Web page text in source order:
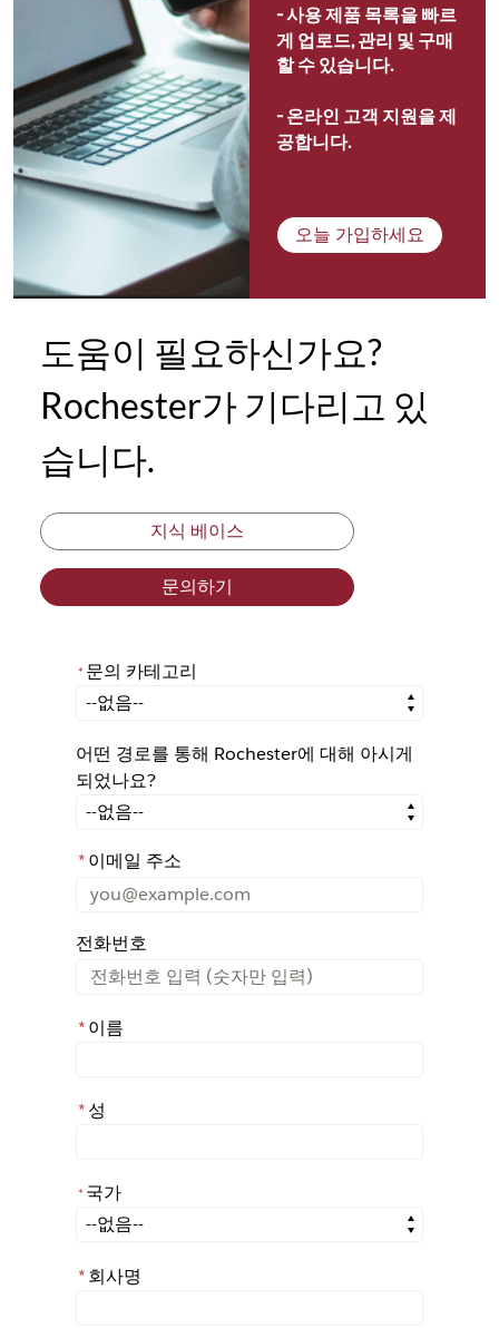
- 사용 제품 목록을 빠르
게 업로드, 관리 및 구매
할 수 있습니다.
- 온라인 고객 지원을 제
공합니다.
오늘 가입하세요
도움이 필요하신가요?
Rochester가 기다리고 있
습니다.
지식 베이스
문의하기
* 문의 카테고리
문의 카테고리
어떤 경로를 통해 Rochester에 대해 아시게
되었나요?
어떤 경로를 통해 Rochester에 대해 아시게 되었나요?
*이메일 주소
전화번호
*이름
*성
* 국가
국가
*회사명